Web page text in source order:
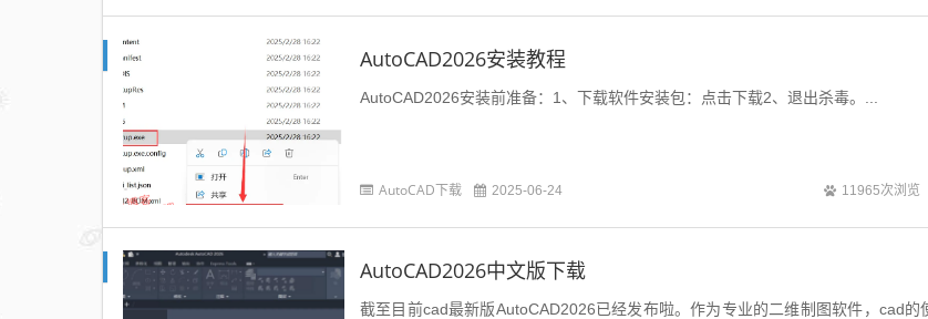
AutoCAD2026安装教程
AutoCAD2026安装前准备：1、下载软件安装包：点击下载2、退出杀毒。...
AutoCAD下载 2025-06-24 11965次浏览
AutoCAD2026中文版下载
截至目前cad最新版AutoCAD2026已经发布啦。作为专业的二维制图软件，cad的